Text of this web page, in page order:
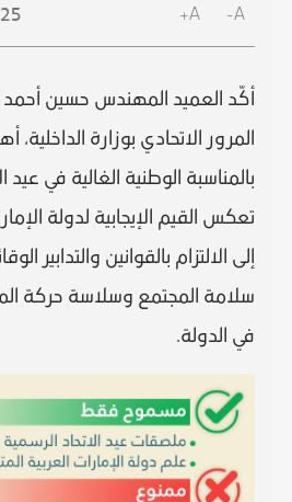
A-
A+
25 ,
أكّد العميد المهندس حسين أحمد
المرور الاتحادي بوزارة الداخلية،
بالمناسبة الوطنية الغالية في
تعكس القيم الإيجابية لدولة
إلى الالتزام بالقوانين والتدابير
سلامة المجتمع وسلاسة حركة
في الدولة.